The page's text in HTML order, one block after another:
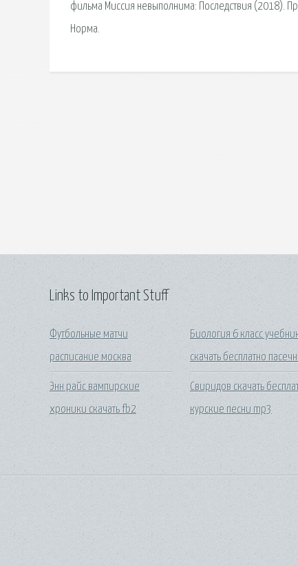
фильма Миссия невыполнима: Последствия (2018).
Норма.
Links to Important Stuff
Футбольные матчи
расписание москва
Энн райс вампирские
хроники скачать fb2
Биология 6 класс
скачать бесплатно
Свиридов скачать
курские песни mp3